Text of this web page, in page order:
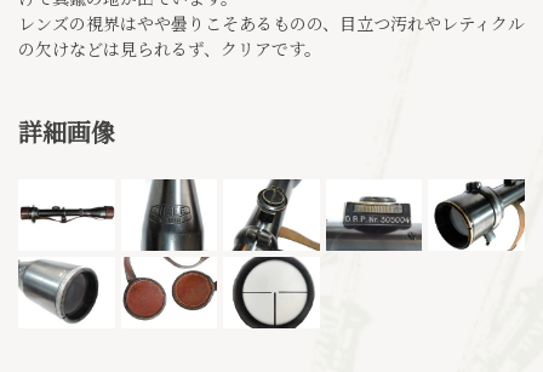
レンズの視界はやや曇りこそあるものの、目立つ汚れやレティクル
の欠けなどは見られるず、クリアです。
詳細画像